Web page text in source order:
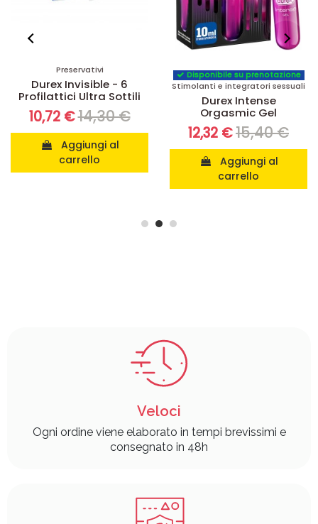
Disponibile su prenotazione
Stimolanti e integratori sessuali
Durex Intense
Orgasmic Gel
12,32 €15,40 €
Aggiungi al
carrello
Stimolatori sessuali
Anello Durex Play
Intense Vibrations
9,61 €12,65 €
carrello
Veloci
Ogni ordine viene elaborato in tempi brevissimi e
consegnato in 48h